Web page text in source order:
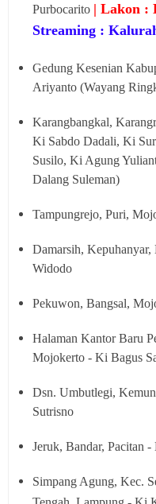
Purbocarito | Lakon :
Streaming :
Gedung Kesenian
Ariyanto (Wayang
Karangbangkal,
Ki Sabdo Dadali, Ki
Susilo, Ki Agung
Dalang Suleman)
Tampungrejo, Puri,
Damarsih,
Widodo
Pekuwon, Bangsal,
Halaman Kantor Baru
Mojokerto - Ki Bagus
Dsn. Umbutlegi,
Sutrisno
Jeruk, Bandar, Pacitan
Simpang Agung, Kec.